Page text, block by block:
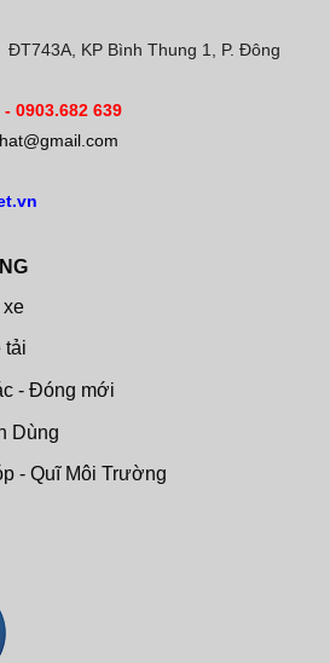
ĐT743A, KP Bình Thung 1, P. Đông
- 0903.682 639
xe
tải
- Đóng mới
Dùng
- Quĩ Môi Trường